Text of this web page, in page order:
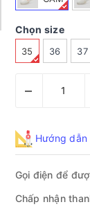
Chọn size
35 36 37
–
Hướng
Gọi điện để
Chấp nhận